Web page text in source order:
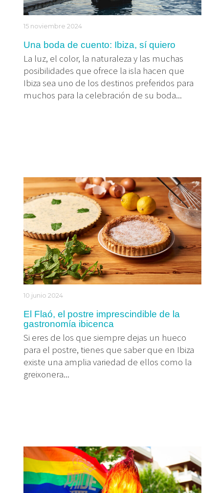
15 noviembre 2024
Una boda de cuento: Ibiza, sí quiero
La luz, el color, la naturaleza y las muchas
posibilidades que ofrece la isla hacen que
Ibiza sea uno de los destinos preferidos para
muchos para la celebración de su boda...
10 junio 2024
El Flaó, el postre imprescindible de la
gastronomía ibicenca
Si eres de los que siempre dejas un hueco
para el postre, tienes que saber que en Ibiza
existe una amplia variedad de ellos como la
greixonera...